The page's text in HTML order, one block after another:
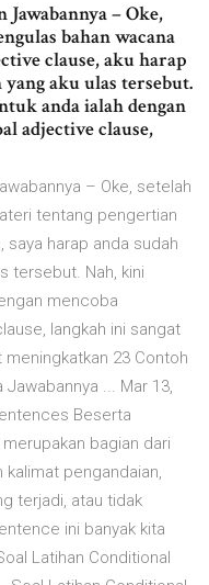
– Oke,
bahan wacana
clause, aku harap
yang aku ulas tersebut.
anda ialah dengan
adjective clause,
– Oke, setelah
tentang pengertian
harap anda sudah
tersebut. Nah, kini
mencoba
langkah ini sangat
23 Contoh
... Mar 13,
Beserta
bagian dari
kalimat pengandaian,
terjadi, atau tidak
ini banyak kita
Latihan Conditional